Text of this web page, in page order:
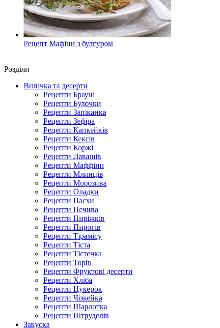
Рецепт Мафіни з булгуром
Роздiли
Випічка та десерти
Рецепти Брауні
Рецепти Булочки
Рецепти Запіканка
Рецепти Зефіра
Рецепти Капкейків
Рецепти Кексів
Рецепти Коржі
Рецепти Лавашів
Рецепти Маффіни
Рецепти Млинців
Рецепти Морозива
Рецепти Оладки
Рецепти Пасхи
Рецепти Печива
Рецепти Пиріжків
Рецепти Пирогів
Рецепти Тірамісу
Рецепти Тіста
Рецепти Тістечка
Рецепти Торів
Рецепти Фруктові десерти
Рецепти Хліба
Рецепти Цукерок
Рецепти Чізкейка
Рецепти Шарлотка
Рецепти Штруделів
Закуска